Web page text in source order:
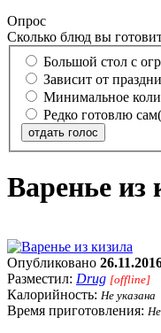
Опрос
Сколько блюд вы
Большой стол с
Зависит от
Минимальное
Редко готовлю
отдать голос
Варенье из
Опубликовано
Разместил: Drug [offline]
Калорийность: Не указана
Время приготовления: